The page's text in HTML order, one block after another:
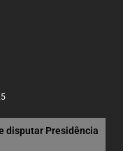
disputar Presidência